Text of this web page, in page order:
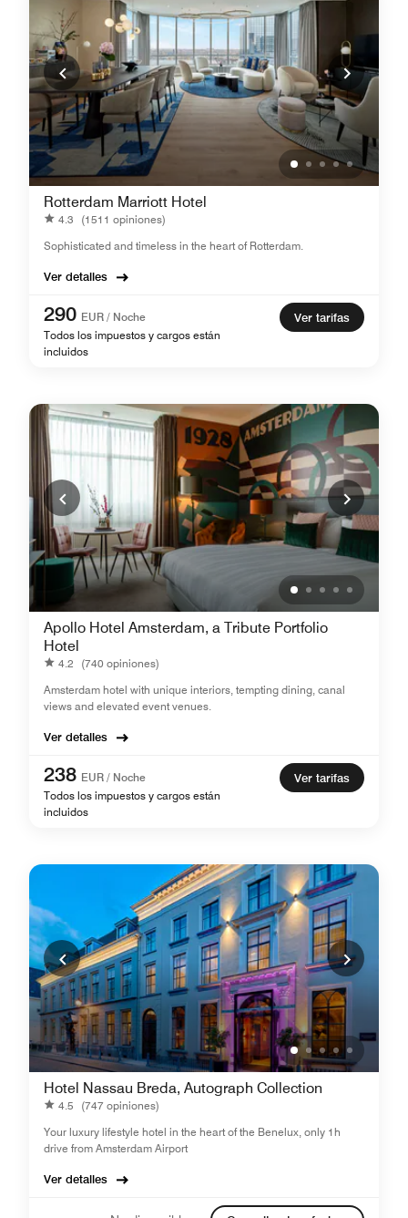
Rotterdam Marriott Hotel
4.3
(1511 opiniones)
Sophisticated and timeless in the heart of Rotterdam.
Ver detalles
290 EUR / Noche
Todos los impuestos y cargos están
incluidos
Ver tarifas
Apollo Hotel Amsterdam, a Tribute Portfolio
Hotel
4.2
(740 opiniones)
Amsterdam hotel with unique interiors, tempting dining, canal
views and elevated event venues.
Ver detalles
238 EUR / Noche
Todos los impuestos y cargos están
incluidos
Ver tarifas
Hotel Nassau Breda, Autograph Collection
4.5
(747 opiniones)
Your luxury lifestyle hotel in the heart of the Benelux, only 1h
drive from Amsterdam Airport
Ver detalles